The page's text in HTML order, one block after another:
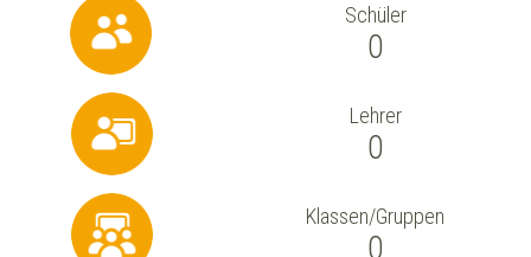
Schüler
0
Lehrer
0
Klassen/Gruppen
0